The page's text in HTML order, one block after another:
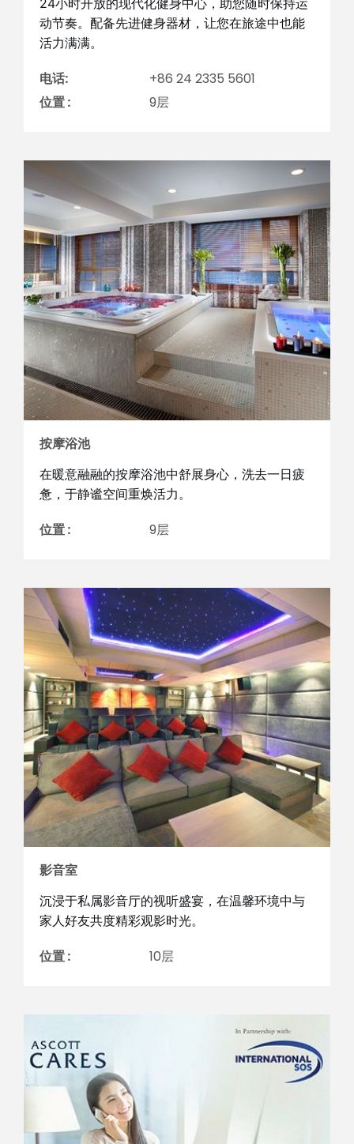
动节奏。配备先进健身器材，让您在旅途中也能
活力满满。
电话:
+86 24 2335 5601
位置 :
9层
按摩浴池
在暖意融融的按摩浴池中舒展身心，洗去一日疲
惫，于静谧空间重焕活力。
位置 : 9层
影音室
沉浸于私属影音厅的视听盛宴，在温馨环境中与
家人好友共度精彩观影时光。
位置 : 10层